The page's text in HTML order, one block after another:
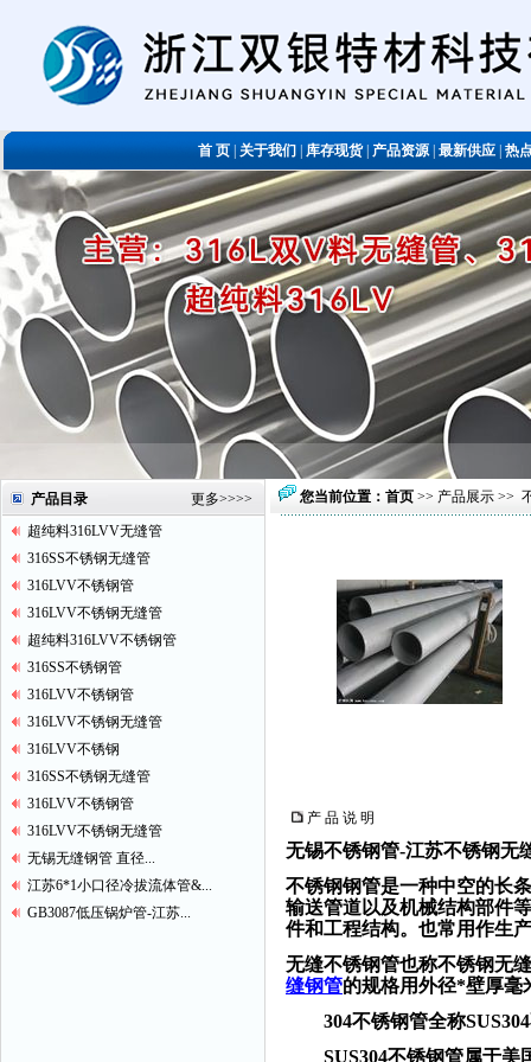
首 页关于我们库存现货|产品资源|最新供应|热
产品目录 更多>>>>
超纯料316LVV无缝管
316SS不锈钢无缝管
316LVV不锈钢管
316LVV不锈钢无缝管
超纯料316LVV不锈钢管
316SS不锈钢管
316LVV不锈钢管
316LVV不锈钢无缝管
316LVV不锈钢
316SS不锈钢无缝管
316LVV不锈钢管
316LVV不锈钢无缝管
无锡无缝钢管 直径...
江苏6*1小口径冷拔流体管&...
GB3087低压锅炉管-江苏...
您当前位置： 首页 >> 产品展示 >>
产 品 说 明
无锡不锈钢管-江苏不锈钢无
不锈钢钢管是一种中空的长
输送管道以及机械结构部件
件和工程结构。也常用作生
无缝不锈钢管也称不锈钢无
缝钢管的规格用外径*壁厚毫
304不锈钢管全称SUS304
SUS304不锈钢管属于美